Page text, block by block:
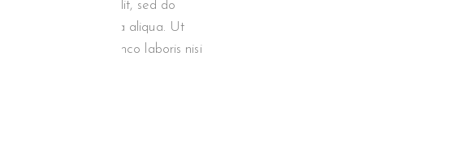
adipiscing elit, sed do
et dolore magna aliqua. Ut
exercitation ullamco laboris nisi